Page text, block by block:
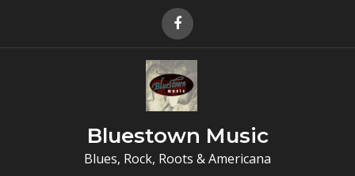
Bluestown Music
Blues, Rock, Roots & Americana